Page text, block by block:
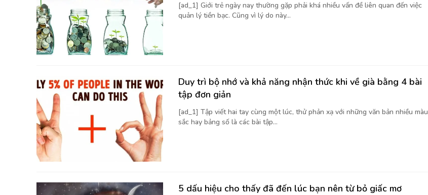
[ad_1] Giới trẻ ngày nay thường gặp phải khá nhiều vấn đề liên quan đến việc
quản lý tiền bạc. Cũng vì lý do này...
Duy trì bộ nhớ và khả năng nhận thức khi về già bằng 4 bài
tập đơn giản
[ad_1] Tập viết hai tay cùng một lúc, thử phản xạ với những văn bản nhiều màu
sắc hay bảng số là các bài tập...
5 dấu hiệu cho thấy đã đến lúc bạn nên từ bỏ giấc mơ